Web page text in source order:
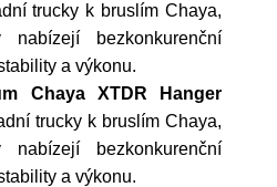
trucky k bruslím Chaya,
bezkonkurenční
a výkonu.
Chaya XTDR Hanger
trucky k bruslím Chaya,
bezkonkurenční
a výkonu.